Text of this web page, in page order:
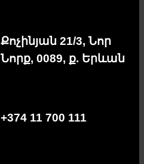
Քոչինյան 21/3, Նոր
Նորք, 0089, ք. Երևան
+374 11 700 111